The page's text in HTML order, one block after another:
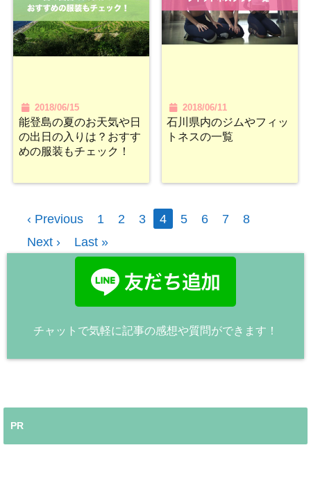
2018/06/15
能登島の夏のお天気や日
の出日の入りは？おすす
めの服装もチェック！
2018/06/11
石川県内のジムやフィッ
トネスの一覧
‹ Previous 1 2 3 4 5 6 7
8
Next ›
Last »
チャットで気軽に記事の感想や質問ができます！
PR